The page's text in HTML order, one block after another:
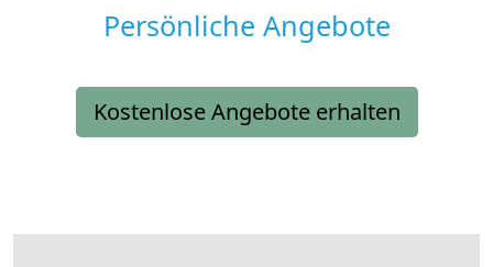
Persönliche Angebote
Kostenlose Angebote erhalten